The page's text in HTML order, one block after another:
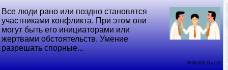
Все люди рано или поздно становятся
участниками конфликта. При этом они
могут быть его инициаторами или
жертвами обстоятельств. Умение
разрешать спopные...
28 06 2026 21:42:21